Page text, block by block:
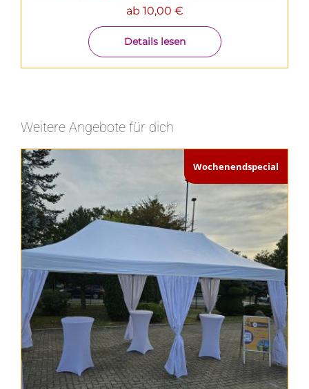
ab 10,00 €
Details lesen
Weitere Angebote für dich
Wochenendspecial